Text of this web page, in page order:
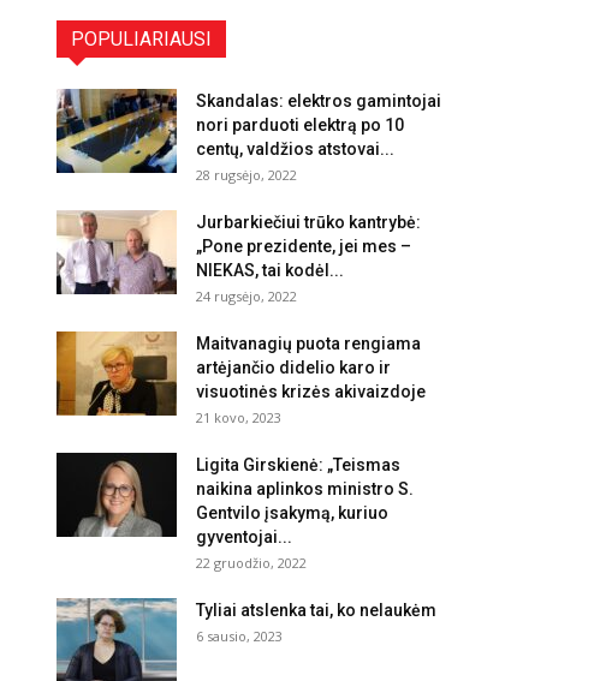
POPULIARIAUSI
Skandalas: elektros gamintojai
nori parduoti elektrą po 10
centų, valdžios atstovai...
28 rugsėjo, 2022
Jurbarkiečiui trūko kantrybė:
„Pone prezidente, jei mes –
NIEKAS, tai kodėl...
24 rugsėjo, 2022
Maitvanagių puota rengiama
artėjančio didelio karo ir
visuotinės krizės akivaizdoje
21 kovo, 2023
Ligita Girskienė: „Teismas
naikina aplinkos ministro S.
Gentvilo įsakymą, kuriuo
gyventojai...
22 gruodžio, 2022
Tyliai atslenka tai, ko nelaukėm
6 sausio, 2023